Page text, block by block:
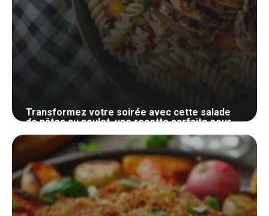
Transformez votre soirée avec cette salade
de pâtes au poulet, une recette parfaite pour
28 juin 2024